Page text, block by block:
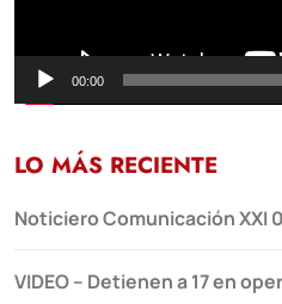
00:00
LO MÁS RECIENTE
Noticiero Comunicación XXI
VIDEO – Detienen a 17 en